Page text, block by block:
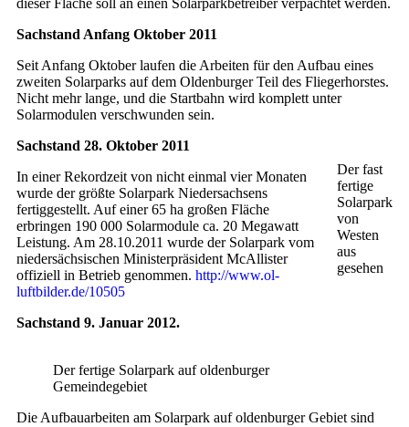
dieser Fläche soll an einen Solarparkbetreiber verpachtet werden.
Sachstand Anfang Oktober 2011
Seit Anfang Oktober laufen die Arbeiten für den Aufbau eines
zweiten Solarparks auf dem Oldenburger Teil des Fliegerhorstes.
Nicht mehr lange, und die Startbahn wird komplett unter
Solarmodulen verschwunden sein.
Der fast
fertige
Solarpark
von
Westen
aus
gesehen
Sachstand 28. Oktober 2011
In einer Rekordzeit von nicht einmal vier Monaten
wurde der größte Solarpark Niedersachsens
fertiggestellt. Auf einer 65 ha großen Fläche
erbringen 190 000 Solarmodule ca. 20 Megawatt
Leistung. Am 28.10.2011 wurde der Solarpark vom
niedersächsischen Ministerpräsident McAllister
offiziell in Betrieb genommen. http://www.ol-
luftbilder.de/10505
Sachstand 9. Januar 2012.
Der fertige Solarpark auf oldenburger
Gemeindegebiet
Die Aufbauarbeiten am Solarpark auf oldenburger Gebiet sind